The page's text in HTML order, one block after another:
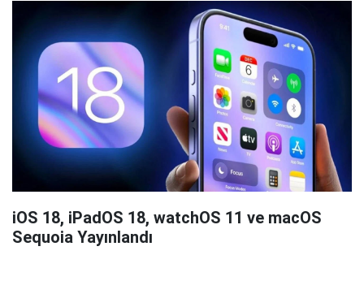
iOS 18, iPadOS 18, watchOS 11 ve macOS
Sequoia Yayınlandı